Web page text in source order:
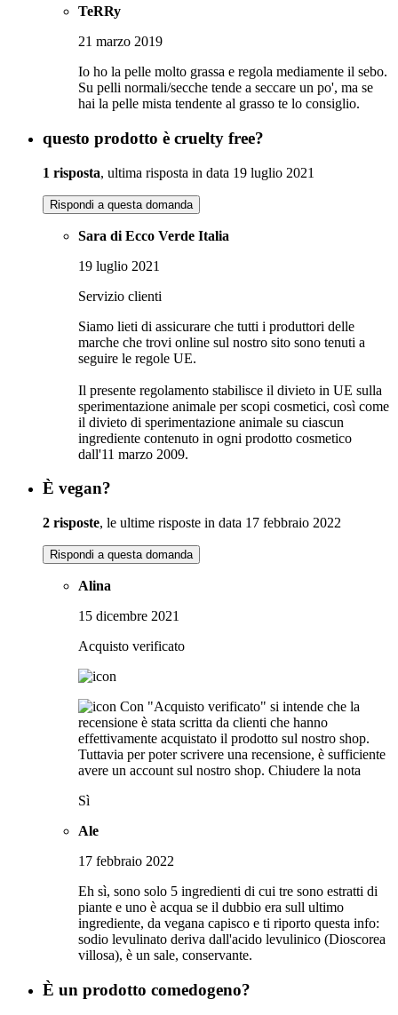
TeRRy
21 marzo 2019
Io ho la pelle molto grassa e regola mediamente il sebo.
Su pelli normali/secche tende a seccare un po', ma se
hai la pelle mista tendente al grasso te lo consiglio.
questo prodotto è cruelty free?
1 risposta, ultima risposta in data 19 luglio 2021
Rispondi a questa domanda
Sara di Ecco Verde Italia
19 luglio 2021
Servizio clienti
Siamo lieti di assicurare che tutti i produttori delle
marche che trovi online sul nostro sito sono tenuti a
seguire le regole UE.
Il presente regolamento stabilisce il divieto in UE sulla
sperimentazione animale per scopi cosmetici, così come
il divieto di sperimentazione animale su ciascun
ingrediente contenuto in ogni prodotto cosmetico
dall'11 marzo 2009.
È vegan?
2 risposte, le ultime risposte in data 17 febbraio 2022
Rispondi a questa domanda
Alina
15 dicembre 2021
Acquisto verificato
Con "Acquisto verificato" si intende che la
recensione è stata scritta da clienti che hanno
effettivamente acquistato il prodotto sul nostro shop.
Tuttavia per poter scrivere una recensione, è sufficiente
avere un account sul nostro shop. Chiudere la nota
Sì
Ale
17 febbraio 2022
Eh sì, sono solo 5 ingredienti di cui tre sono estratti di
piante e uno è acqua se il dubbio era sull ultimo
ingrediente, da vegana capisco e ti riporto questa info:
sodio levulinato deriva dall'acido levulinico (Dioscorea
villosa), è un sale, conservante.
È un prodotto comedogeno?